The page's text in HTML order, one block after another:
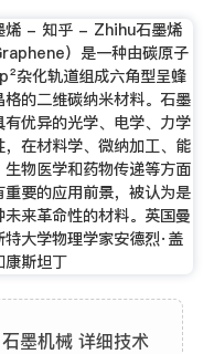
烯 - 知乎 - Zhihu石墨烯
）是一种由碳原子
杂化轨道组成六角型呈蜂
格的二维碳纳米材料。石墨
有优异的光学、电学、力学
，在材料学、微纳加工、能
生物医学和药物传递等方面
重要的应用前景，被认为是
未来革命性的材料。英国曼
特大学物理学家安德烈·盖
康斯坦丁
墨机械 详细技术